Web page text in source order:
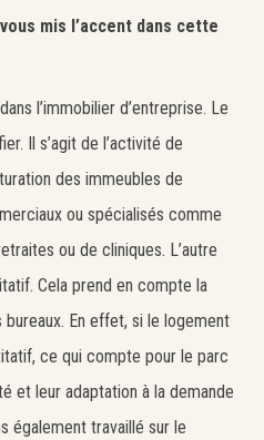
mis l’accent dans cette
l’immobilier d’entreprise. Le
Il s’agit de l’activité de
des immeubles de
ou spécialisés comme
ou de cliniques. L’autre
Cela prend en compte la
En effet, si le logement
ce qui compte pour le parc
et leur adaptation à la demande
également travaillé sur le